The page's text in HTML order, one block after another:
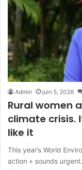
Admin juin 5, 2026
Rural women
climate crisis.
like it
This year’s World
action » sounds